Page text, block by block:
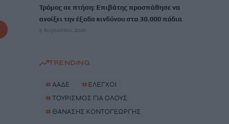
Τρόμος σε πτήση: Επιβάτης προσπάθησε να
ανοίξει την έξοδο κινδύνου στα 30.000 πόδια
9 Αυγούστου, 2026
TRENDING
#ΑΑΔΕ #ΕΛΕΓΧΟΙ
#ΤΟΥΡΙΣΜΟΣ ΓΙΑ ΟΛΟΥΣ
# ΘΑΝΑΣΗΣ ΚΟΝΤΟΓΕΩΡΓΗΣ